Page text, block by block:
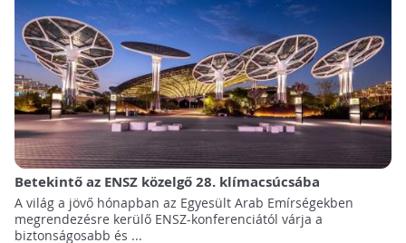
Betekintő az ENSZ közelgő 28. klímacsúcsába
A világ a jövő hónapban az Egyesült Arab Emírségekben
megrendezésre kerülő ENSZ-konferenciától várja a
biztonságosabb és ...